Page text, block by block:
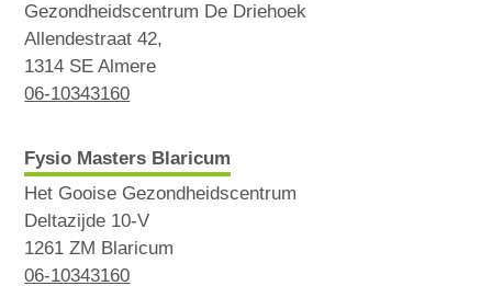
Gezondheidscentrum De Driehoek
Allendestraat 42,
1314 SE Almere
06-10343160
Fysio Masters Blaricum
Het Gooise Gezondheidscentrum
Deltazijde 10-V
1261 ZM Blaricum
06-10343160